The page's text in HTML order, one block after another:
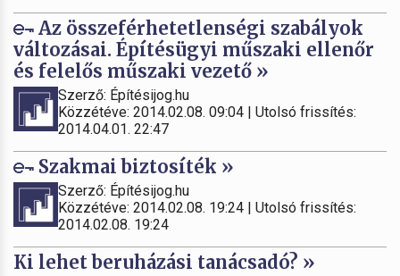
Az összeférhetetlenségi szabályok
változásai. Építésügyi műszaki ellenőr
és felelős műszaki vezető »
Szerző: Építésijog.hu
Közzétéve: 2014.02.08. 09:04 | Utolsó frissítés:
2014.04.01. 22:47
Szakmai biztosíték »
Szerző: Építésijog.hu
Közzétéve: 2014.02.08. 19:24 | Utolsó frissítés:
2014.02.08. 19:24
Ki lehet beruházási tanácsadó? »